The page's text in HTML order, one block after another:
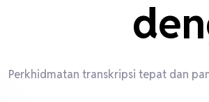
Perkhidmatan transkripsi tepat dan